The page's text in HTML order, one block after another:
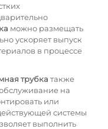
можно размещать
ускоряет выпуск
в процессе
трубка также
на
или
системы
выполнить